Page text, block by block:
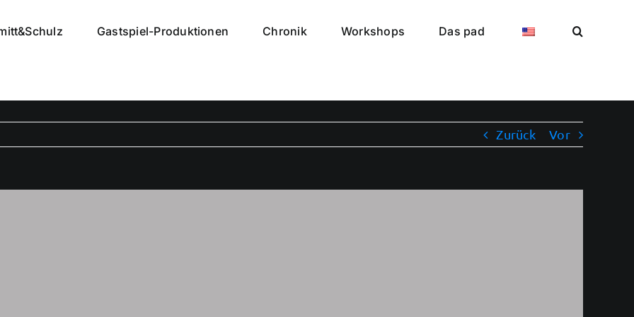
Gastspiel-Produktionen Chronik Workshops Das pad
Zurück Vor